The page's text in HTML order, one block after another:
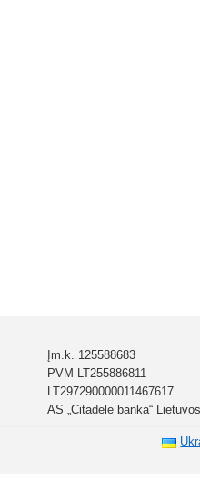
Įm.k. 125588683
PVM LT255886811
LT297290000011467617
AS „Citadele banka“